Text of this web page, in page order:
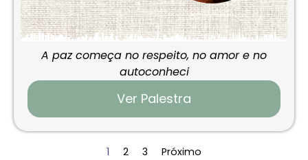
A paz começa no respeito, no amor e no
autoconheci
Ver Palestra
1 2 3 Próximo